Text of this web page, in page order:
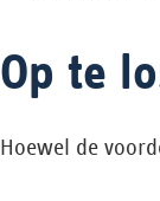
Op te
Hoewel de